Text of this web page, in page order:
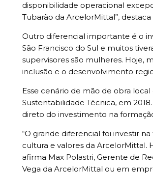
disponibilidade operacional
Tubarão da ArcelorMittal”,
Outro diferencial importante é o
São Francisco do Sul e muitos
supervisores são mulheres. Hoje,
inclusão e o desenvolvimento
Esse cenário de mão de obra
Sustentabilidade Técnica, em
direto do investimento na
“O grande diferencial foi investir
cultura e valores da ArcelorMittal.
afirma Max Polastri, Gerente de
Vega da ArcelorMittal ou em